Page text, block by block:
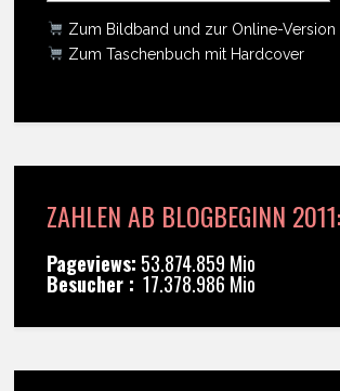
Zum Bildband und zur Online-Version
Zum Taschenbuch mit Hardcover
ZAHLEN AB BLOGBEGINN 2011:
Pageviews: 53.874.859 Mio
Besucher : 17.378.986 Mio